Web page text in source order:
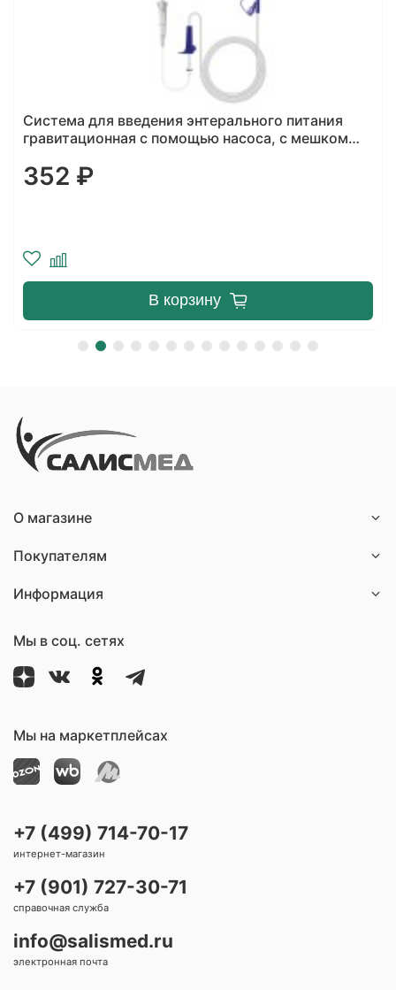
Система для введения энтерального питания
гравитационная с помощью насоса, с мешком
дополнительный Y- порт с коннектором Luer-
Lock)
352 ₽
В корзину
О магазине
Покупателям
Информация
Мы в соц. сетях
Мы на маркетплейсах
+7 (499) 714-70-17
интернет-магазин
+7 (901) 727-30-71
справочная служба
info@salismed.ru
электронная почта